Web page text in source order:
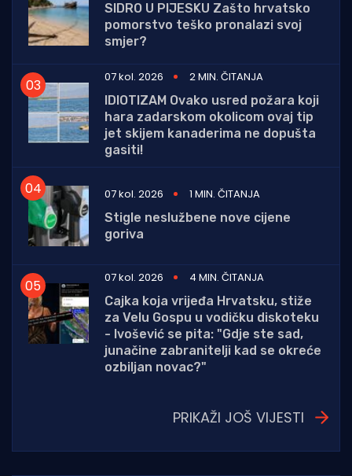
SIDRO U PIJESKU Zašto hrvatsko
pomorstvo teško pronalazi svoj
smjer?
07 kol. 2026
2 MIN. ČITANJA
IDIOTIZAM Ovako usred požara koji
hara zadarskom okolicom ovaj tip
jet skijem kanaderima ne dopušta
gasiti!
07 kol. 2026
1 MIN. ČITANJA
Stigle neslužbene nove cijene
goriva
07 kol. 2026
4 MIN. ČITANJA
Cajka koja vrijeđa Hrvatsku, stiže
za Velu Gospu u vodičku diskoteku
- Ivošević se pita: "Gdje ste sad,
junačine zabranitelji kad se okreće
ozbiljan novac?"
PRIKAŽI JOŠ VIJESTI